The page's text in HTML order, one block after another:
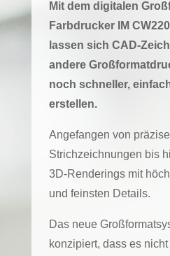
Mit dem digitalen
Farbdrucker IM
lassen sich CAD-
andere
noch schneller,
erstellen.
Angefangen von
Strichzeichnungen bis
3D-Renderings mit
und feinsten Details.
Das neue
konzipiert, dass es